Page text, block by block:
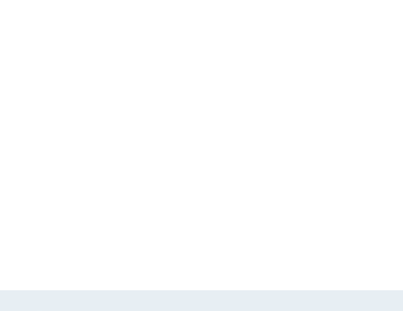
Lábléc